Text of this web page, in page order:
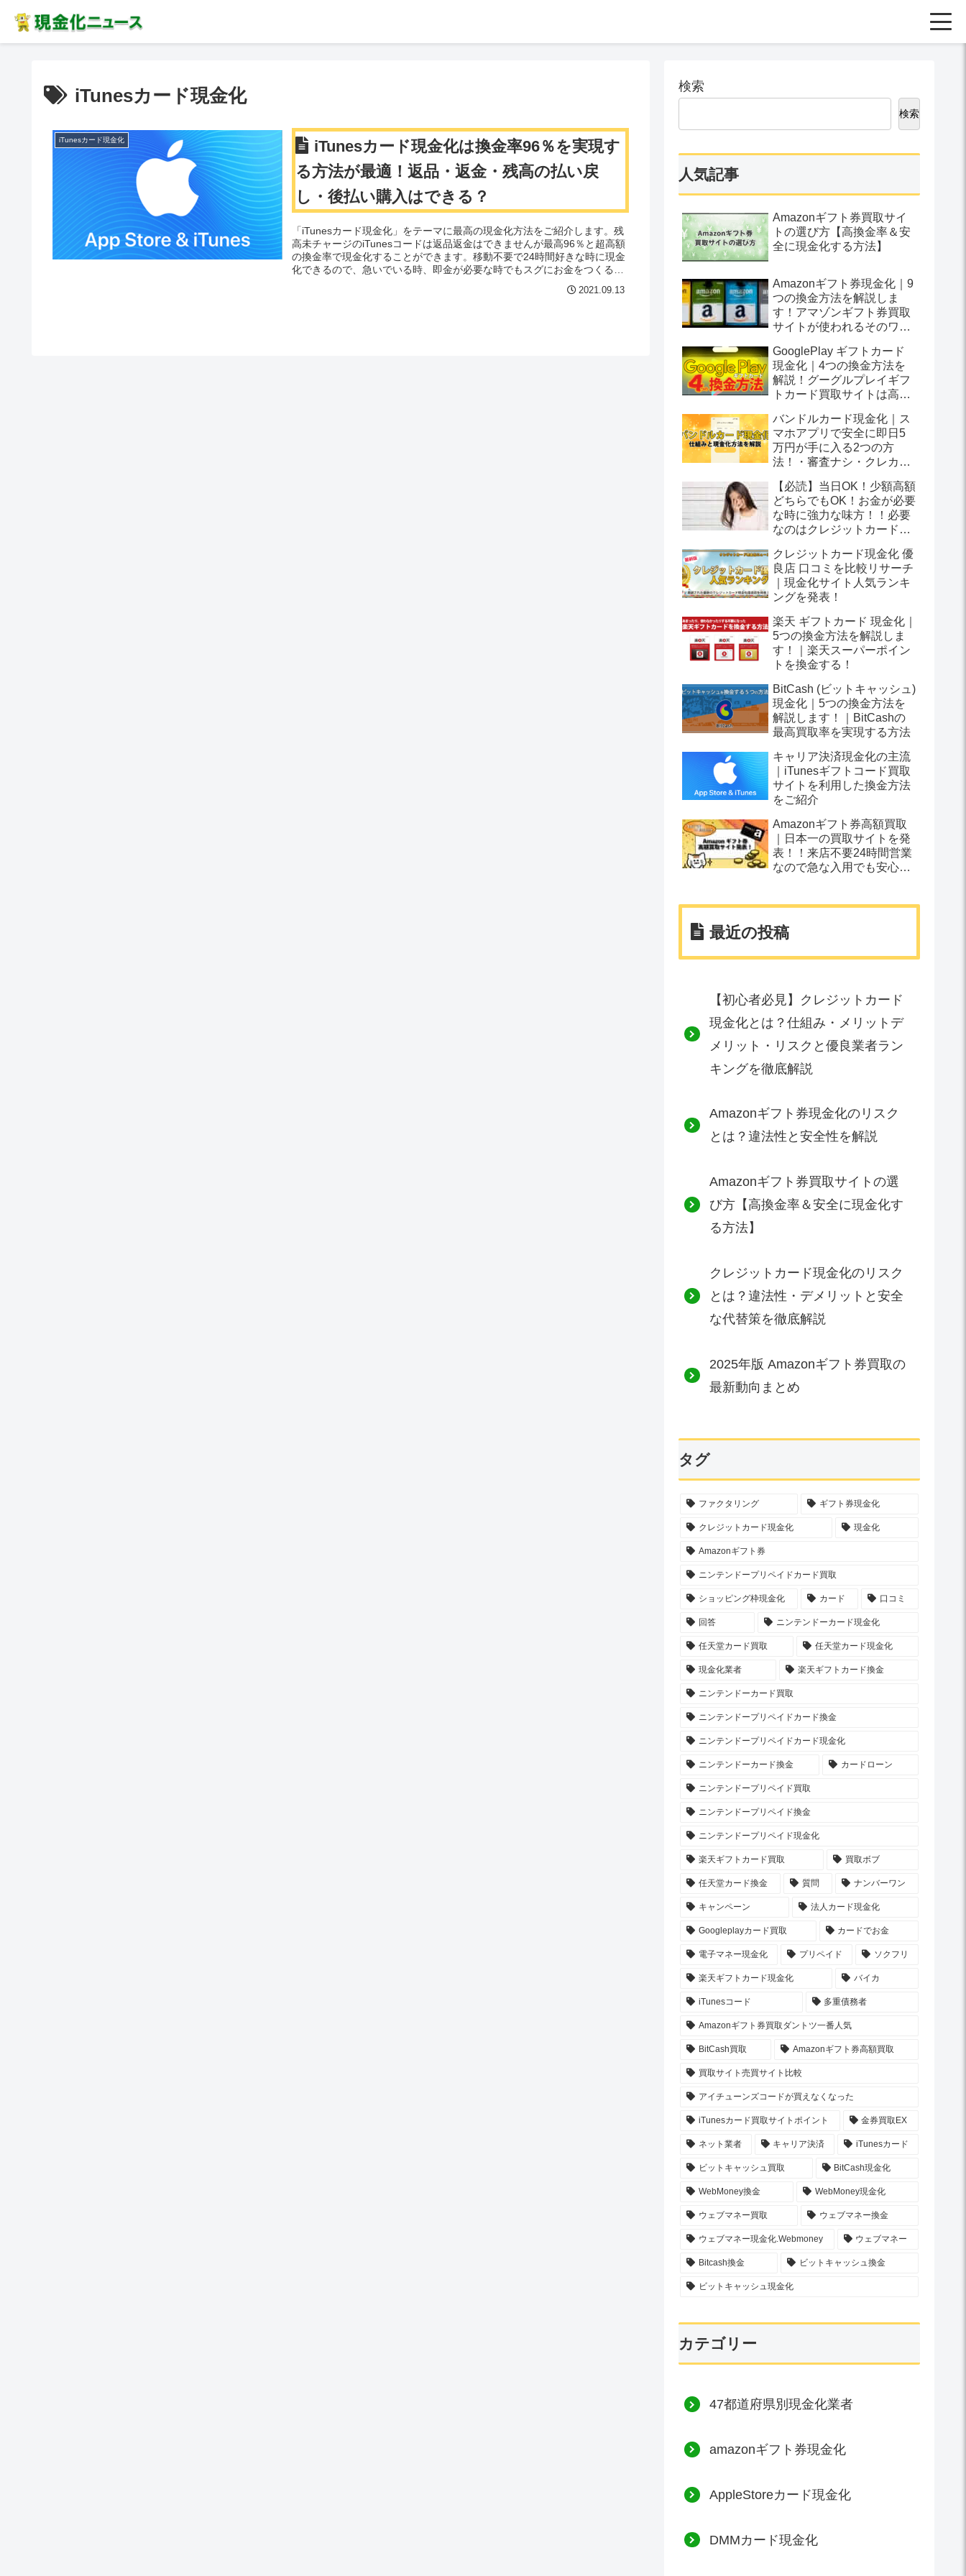
iTunesカード現金化
iTunesカード現金化
iTunesカード現金化は換金率96％を実現す
る方法が最適！返品・返金・残高の払い戻
し・後払い購入はできる？
「iTunesカード現金化」をテーマに最高の現金化方法をご紹介します。残
高未チャージのiTunesコードは返品返金はできませんが最高96％と超高額
の換金率で現金化することができます。移動不要で24時間好きな時に現金
化できるので、急いでいる時、即金が必要な時でもスグにお金をつくるこ
とができます。後払い(ツケ払い)で購入する方法を使えばiTunesカードを
持っていなくても現金化できます。キャンペーンを利用すればさらに多く
2021.09.13
検索
検索
人気記事
Amazonギフト券買取サイ
トの選び方【高換金率＆安
全に現金化する方法】
Amazonギフト券現金化｜9
つの換金方法を解説しま
す！アマゾンギフト券買取
サイトが使われるそのワケ
GooglePlay ギフトカード
現金化｜4つの換金方法を
解説！グーグルプレイギフ
トカード買取サイトは高換
バンドルカード現金化｜ス
マホアプリで安全に即日5
万円が手に入る2つの方
法！・審査ナシ・クレカ不
【必読】当日OK！少額高額
どちらでもOK！お金が必要
な時に強力な味方！！必要
なのはクレジットカードだ
は？
クレジットカード現金化 優
良店 口コミを比較リサーチ
｜現金化サイト人気ランキ
ングを発表！
楽天 ギフトカード 現金化｜
5つの換金方法を解説しま
す！｜楽天スーパーポイン
トを換金する！
BitCash (ビットキャッシュ)
現金化｜5つの換金方法を
解説します！｜BitCashの
最高買取率を実現する方法
キャリア決済現金化の主流
｜iTunesギフトコード買取
サイトを利用した換金方法
をご紹介
Amazonギフト券高額買取
｜日本一の買取サイトを発
表！！来店不要24時間営業
なので急な入用でも安心で
最近の投稿
【初心者必見】クレジットカード
現金化とは？仕組み・メリットデ
メリット・リスクと優良業者ラン
キングを徹底解説
Amazonギフト券現金化のリスク
とは？違法性と安全性を解説
Amazonギフト券買取サイトの選
び方【高換金率＆安全に現金化す
る方法】
クレジットカード現金化のリスク
とは？違法性・デメリットと安全
な代替策を徹底解説
2025年版 Amazonギフト券買取の
最新動向まとめ
タグ
ファクタリング ギフト券現金化
クレジットカード現金化 現金化
Amazonギフト券
ニンテンドープリペイドカード買取
ショッピング枠現金化 カード 口コミ
回答 ニンテンドーカード現金化
任天堂カード買取 任天堂カード現金化
現金化業者 楽天ギフトカード換金
ニンテンドーカード買取
ニンテンドープリペイドカード換金
ニンテンドープリペイドカード現金化
ニンテンドーカード換金 カードローン
ニンテンドープリペイド買取
ニンテンドープリペイド換金
ニンテンドープリペイド現金化
楽天ギフトカード買取 買取ボブ
任天堂カード換金 質問 ナンバーワン
キャンペーン 法人カード現金化
Googleplayカード買取 カードでお金
電子マネー現金化 プリペイド ソクフリ
楽天ギフトカード現金化 バイカ
iTunesコード 多重債務者
Amazonギフト券買取ダントツ一番人気
BitCash買取 Amazonギフト券高額買取
買取サイト売買サイト比較
アイチューンズコードが買えなくなった
iTunesカード買取サイトポイント 金券買取EX
ネット業者 キャリア決済 iTunesカード
ビットキャッシュ買取 BitCash現金化
WebMoney換金 WebMoney現金化
ウェブマネー買取 ウェブマネー換金
ウェブマネー現金化.Webmoney ウェブマネー
Bitcash換金 ビットキャッシュ換金
ビットキャッシュ現金化
カテゴリー
47都道府県別現金化業者
amazonギフト券現金化
AppleStoreカード現金化
DMMカード現金化